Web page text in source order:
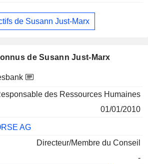
de Susann Just-Marx
de Susann Just-Marx
des Ressources Humaines
01/01/2010
AG
Directeur/Membre du Conseil
-